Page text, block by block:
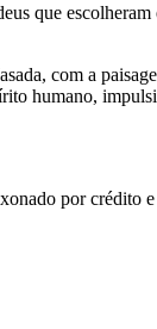
que
com a
humano,
por crédito e